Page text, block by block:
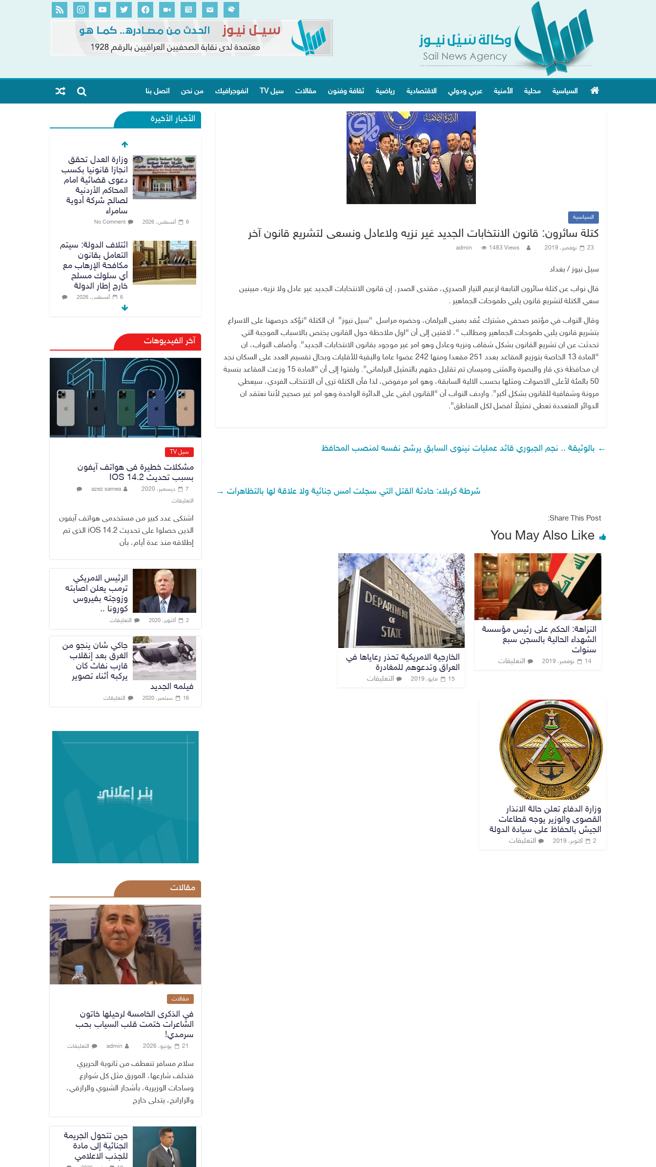
السياسية محلية الأمنية عربي ودولي الاقتصادية رياضية ثقافة وفنون مقالات سيل TV انفوجرافيك من نحن اتصل بنا
السياسية
كتلة سائرون: قانون الانتخابات الجديد غير نزيه ولاعادل ونسعى لتشريع قانون آخر
23 نوفمبر، 2019 admin 1483 Views
سيل نيوز / بغداد
قال نواب عن كتلة سائرون التابعة لزعيم التيار الصدري، مقتدى الصدر، إن قانون الانتخابات الجديد غير عادل ولا نزيه، مبينين
سعي الكتلة لتشريع قانون يلبي طموحات الجماهير .
وقال النواب في مؤتمر صحفي مشترك عُقد بمبنى البرلمان، وحضره مراسل “سيل نيوز” ان الكتلة “تؤكد حرصهنا على الاسراع
بتشريع قانون يلبي طموحات الجماهير ومطالب “، لافتين إلى أن “اول ملاحظة حول القانون يختص بالاسباب الموجبة التي
تحدثت عن ان تشريع القانون بشكل شفاف ونزيه وعادل وهو امر غير موجود بقانون الانتخابات الجديد”. وأضاف النواب، ان
“المادة 13 الخاصة بتوزيع المقاعد بعدد 251 مقعدا ومنها 242 عضوا عاما والبقية للأقليات وبحال تقسيم العدد على السكان نجد
ان محافظة ذي قار والبصرة والمثنى وميسان تم تقليل حقهم بالتمثيل البرلماني”. ولفتوا إلى أن “المادة 15 وزعت المقاعد بنسبة
50 بالمئة لأعلى الاصوات ومثلها بحسب الالية السابقة، وهو امر مرفوض، لذا فأن الكتلة ترى أن الانتخاب الفردي، سيعطي
مرونة وشفافية للقانون بشكل أكبر”. واردف النواب أن “القانون ابقى على الدائرة الواحدة وهو امر غير صحيح لأننا نعتقد ان
الدوائر المتعددة تعطي تمثيلاً افضل لكل المناطق”.
← بالوثيقة .. نجم الجبوري قائد عمليات نينوى السابق يرشح نفسه لمنصب المحافظ
شرطة كربلاء: حادثة القتل التي سجلت امس جنائية ولا علاقة لها بالتظاهرات →
Share This Post:
You May Also Like
النزاهة: الحكم على رئيس مؤسسة
الشهداء الحالية بالسجن سبع
سنوات
14 نوفمبر، 2019 التعليقات
الخارجية الامريكية تحذر رعاياها في
العراق وتدعوهم للمغادرة
15 مايو، 2019 التعليقات
وزارة الدفاع تعلن حالة الانذار
القصوى والوزير يوجه قطاعات
الجيش بالحفاظ على سيادة الدولة
2 أكتوبر، 2019 التعليقات
الأخبار الأخيرة
وزارة العدل تحقق
انجازا قانونيا بكسب
دعوى قضائية امام
المحاكم الأردنية
لصالح شركة أدوية
سامراء
6 أغسطس، 2026 No Comment
ائتلاف الدولة: سيتم
التعامل بقانون
مكافحة الإرهاب مع
أي سلوك مسلح
خارج إطار الدولة
6 أغسطس، 2026
رئيس هيئة النزاهة:
لا مظلة تحمي
الفاسدين والمال
العام أمانة
6 أغسطس، 2026
No Comment
الدخيل والشمري
الأمنية في نينوى
وجهود دعم الاستقرار
مستشار الزيدي
فرضية “كسب
الزمن” لجمع
الإيرادات
6 أغسطس، 2026 No Comment
آخر الفيديوهات
سيل TV
مشكلات خطيرة فى هواتف آيفون
بسبب تحديث IOS 14.2
7 ديسمبر، 2020
azez samea
التعليقات
اشتكى عدد كبير من مستخدمى هواتف آيفون
الذين حصلوا على تحديث iOS 14.2 الذى تم
إطلاقه منذ عدة أيام، بأن
الرئيس الامريكي
ترمب يعلن اصابته
وزوجته بفيروس
كورونا ..
2 أكتوبر، 2020 التعليقات
جاكي شان ينجو من
الغرق بعد إنقلاب
قارب نفاث كان
يركبه أثناء تصوير
فيلمه الجديد
16 سبتمبر، 2020 التعليقات
مقالات
مقالات
في الذكرى الخامسة لرحيلها خاتون
الشاعرات ختمت قلب السياب بحب
سرمدي!
21 يونيو، 2026 admin التعليقات
سلام مسافر تنعطف من ثانوية الحريري
فتدلف شارعها، المورق مثل كل شوارع
وساحات الوزيرية، بأشجار الشبوي والرازقي،
والرارانج، يتدلى خارج
حين تتحول الجريمة
الجنائية إلى مادة
للجذب الاعلامي